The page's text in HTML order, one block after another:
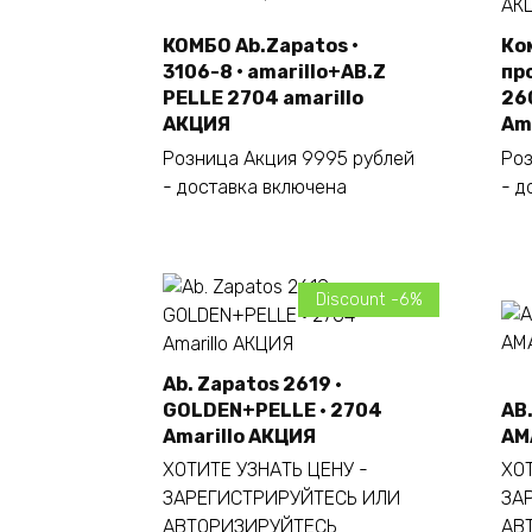
Seleccionar opciones
Este
producto
múltiples
variantes.
pueden
elegir
en
la
página
de
producto
КОМБО Ab.Zapatos •
3106-8 • amarillo+AB.Z
PELLE 2704 amarillo
АКЦИЯ
Розница Акция 9995 рублей
- доставка включена
-
Seleccionar opciones
Este
tiene
múltiples
Discount -6%
Ab. Zapatos 2619 ·
GOLDEN+PELLE · 2704
Amarillo АКЦИЯ
ХОТИТЕ УЗНАТЬ ЦЕНУ -
ЗАРЕГИСТРИРУЙТЕСЬ ИЛИ
АВТОРИЗИРУЙТЕСЬ